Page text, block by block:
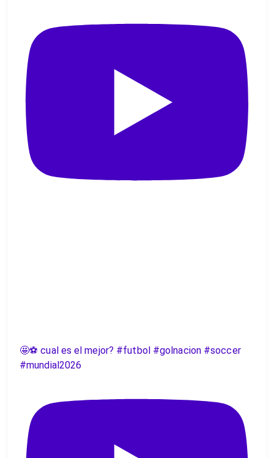
🤩⚽️ cual es el mejor? #futbol #golnacion #soccer
#mundial2026